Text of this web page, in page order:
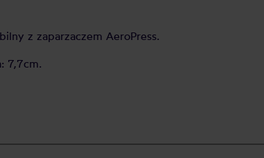
z zaparzaczem AeroPress.
7,7cm.